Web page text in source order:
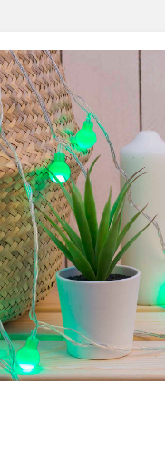
Петарды
Терочные
Лимонки,
Корсары
Бабочки,
Жуки
Цветной